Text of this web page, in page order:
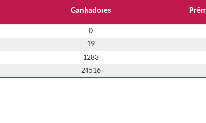
Ganhadores
0
19
1283
24516